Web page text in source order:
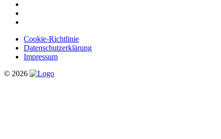
Cookie-Richtlinie
Datenschutzerklärung
Impressum
© 2026